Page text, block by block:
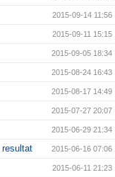
2015-09-14 11:56
2015-09-11 15:15
2015-09-05 18:34
2015-08-24 16:43
2015-08-17 14:49
2015-07-27 20:07
2015-06-29 21:34
2015-06-16 07:06
2015-06-11 21:23